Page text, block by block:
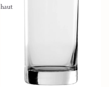
haut
Ajouter au panier